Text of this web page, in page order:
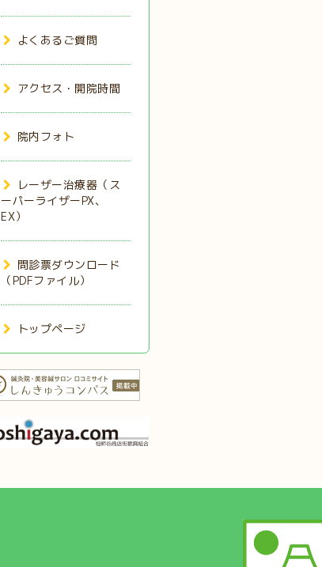
よくあるご質問
アクセス・開院時間
院内フォト
レーザー治療器（ス
ーパーライザーPX、
EX）
問診票ダウンロード
（PDFファイル）
トップページ